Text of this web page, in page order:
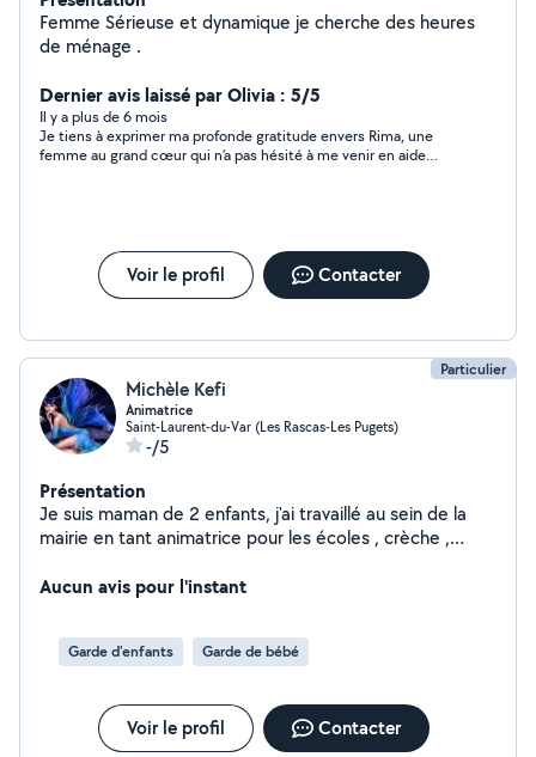
Femme Sérieuse et dynamique je cherche des heures
de ménage .
Dernier avis laissé par Olivia : 5/5
Il y a plus de 6 mois
Je tiens à exprimer ma profonde gratitude envers Rima, une
femme au grand cœur qui n’a pas hésité à me venir en aide
recommande vivement à quiconque cherche une personne
fiable et bienveillante. Merci, Rima, pour tout ce que vous avez
fait pour moi.
Voir le profil Contacter
Particulier
Michèle Kefi
Animatrice
Saint-Laurent-du-Var (Les Rascas-Les Pugets)
-/5
Présentation
Je suis maman de 2 enfants, j'ai travaillé au sein de la
mairie en tant animatrice pour les écoles , crèche ,
, et qui adore les petits ça toujours été mon domaine ,
pas à me contacter .
Aucun avis pour l'instant
Garde d'enfants Garde de bébé
Voir le profil Contacter